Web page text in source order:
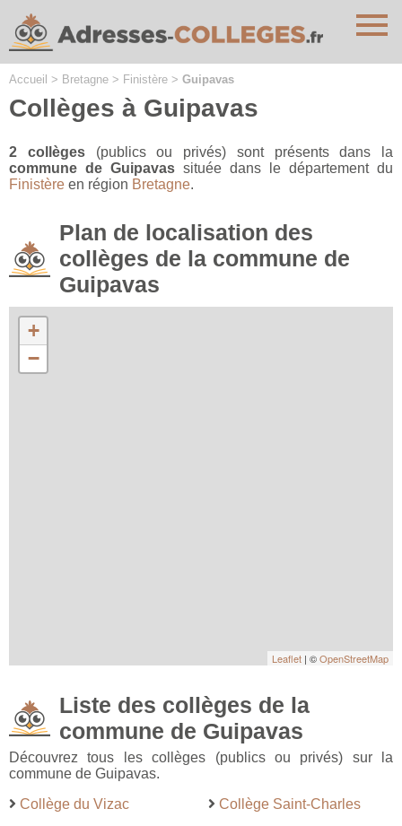
Accueil > Bretagne > Finistère > Guipavas
Collèges à Guipavas
2 collèges(publics ou privés) sont présents dans la
commune de Guipavas située dans le département du
Finistère en région Bretagne.
Plan de localisation des
collèges de la commune de
Guipavas
+
−
Leaflet | ©OpenStreetMap
Liste des collèges de la
commune de Guipavas
Découvrez tous les collèges (publics ou privés) sur la
commune de Guipavas.
Collège du Vizac
Collège Saint-Charles